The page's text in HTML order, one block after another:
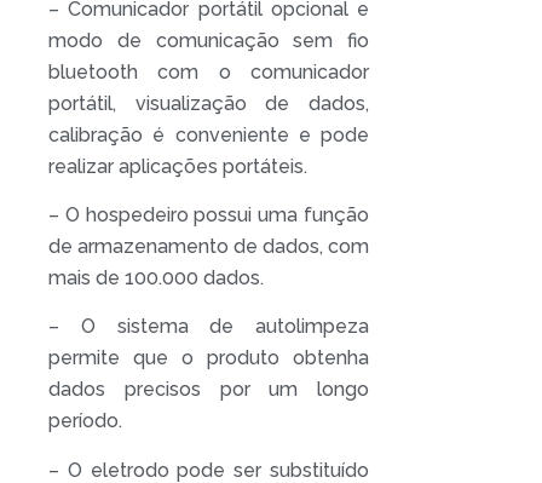
– Comunicador portátil opcional e
modo de comunicação sem fio
bluetooth com o comunicador
portátil, visualização de dados,
calibração é conveniente e pode
realizar aplicações portáteis.
– O hospedeiro possui uma função
de armazenamento de dados, com
mais de 100.000 dados.
– O sistema de autolimpeza
permite que o produto obtenha
dados precisos por um longo
período.
– O eletrodo pode ser substituído